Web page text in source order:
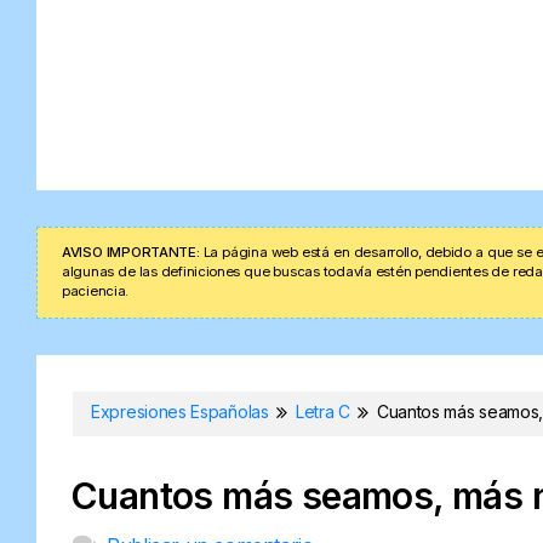
AVISO IMPORTANTE: La página web está en desarrollo, debido a que
algunas de las definiciones que buscas todavía estén pendientes de
paciencia.
Expresiones Españolas Letra C Cuantos más
Cuantos más seamos, más